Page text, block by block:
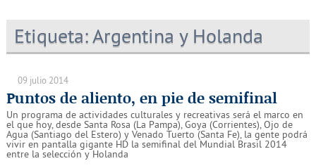
Etiqueta:Argentina y Holanda
09 julio 2014
Puntos de aliento, en pie de semifinal
Un programa de actividades culturales y recreativas será el marco en
el que hoy, desde Santa Rosa (La Pampa), Goya (Corrientes), Ojo de
Agua (Santiago del Estero) y Venado Tuerto (Santa Fe), la gente podrá
vivir en pantalla gigante HD la semifinal del Mundial Brasil 2014
entre la selección y Holanda